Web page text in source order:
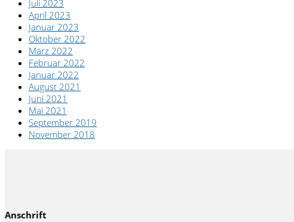
Juli 2023
April 2023
Januar 2023
Oktober 2022
März 2022
Februar 2022
Januar 2022
August 2021
Juni 2021
Mai 2021
September 2019
November 2018
Anschrift